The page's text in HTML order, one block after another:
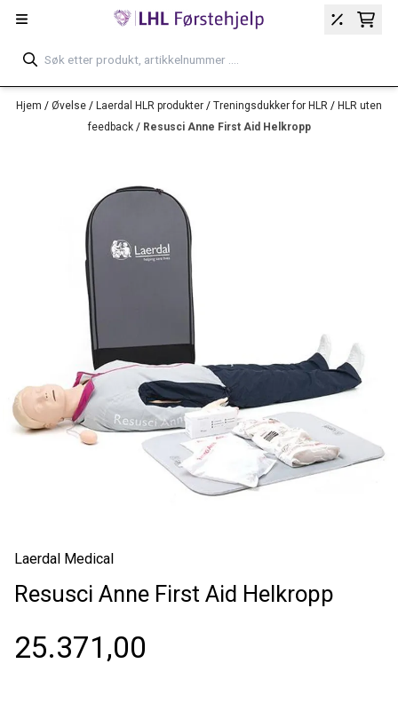
Hopp til innhold
Hjem / Øvelse / Laerdal HLR produkter / Treningsdukker for HLR / HLR uten
feedback / Resusci Anne First Aid Helkropp
Laerdal Medical
Resusci Anne First Aid Helkropp
25.371,00